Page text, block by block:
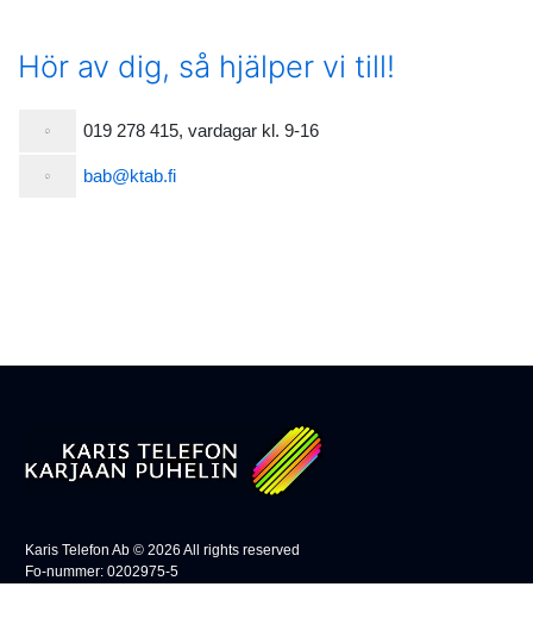
Hör av dig, så hjälper vi till!
019 278 415, vardagar kl. 9-16
bab@ktab.fi
Karis Telefon Ab ©2026 All rights reserved
Fo-nummer: 0202975-5